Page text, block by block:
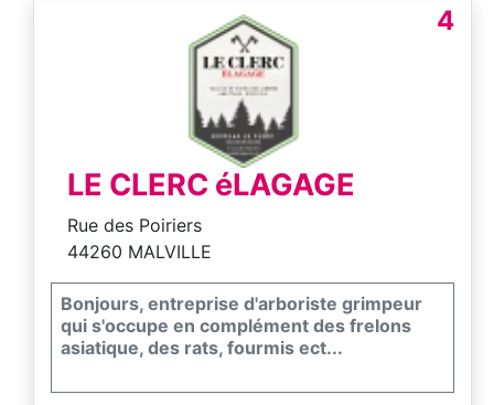
4
LE CLERC éLAGAGE
Rue des Poiriers
44260 MALVILLE
Bonjours, entreprise d'arboriste grimpeur
qui s'occupe en complément des frelons
asiatique, des rats, fourmis ect...